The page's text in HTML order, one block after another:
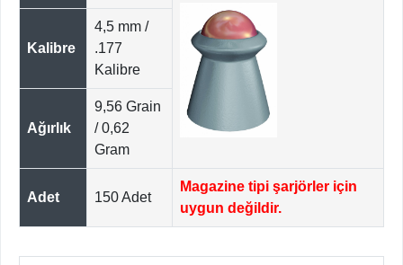
Kalibre
4,5 mm /
.177
Kalibre
Ağırlık
9,56 Grain
/ 0,62
Gram
Adet 150 Adet
Magazine tipi şarjörler için
uygun değildir.